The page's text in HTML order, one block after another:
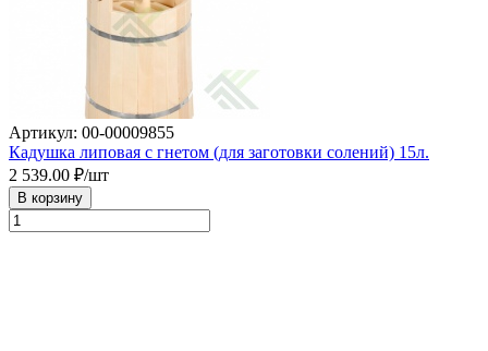
Артикул: 00-00009855
Кадушка липовая с гнетом (для заготовки солений) 15л.
2 539.00 ₽/шт
В корзину